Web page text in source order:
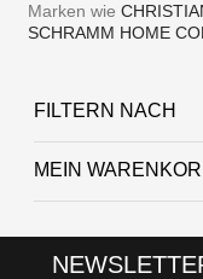
Marken wie
SCHRAMM HOME
FILTERN NACH
MEIN